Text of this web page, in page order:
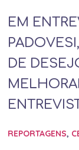
EM
DE
REPORTAGENS,